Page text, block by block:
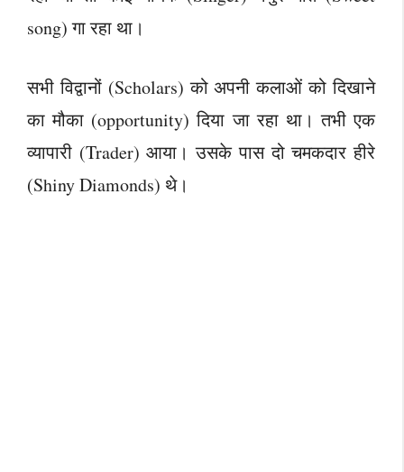
song) गा रहा था।
सभी विद्वानों (Scholars) को अपनी कलाओं को दिखाने
का मौका (opportunity) दिया जा रहा था। तभी एक
व्यापारी (Trader) आया। उसके पास दो चमकदार हीरे
(Shiny Diamonds) थे।